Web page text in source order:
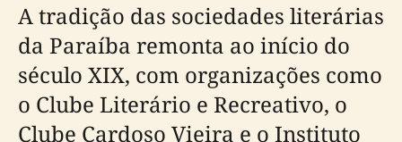
A tradição das sociedades literárias
da Paraíba remonta ao início do
século XIX, com organizações como
o Clube Literário e Recreativo, o
Clube Cardoso Vieira e o Instituto